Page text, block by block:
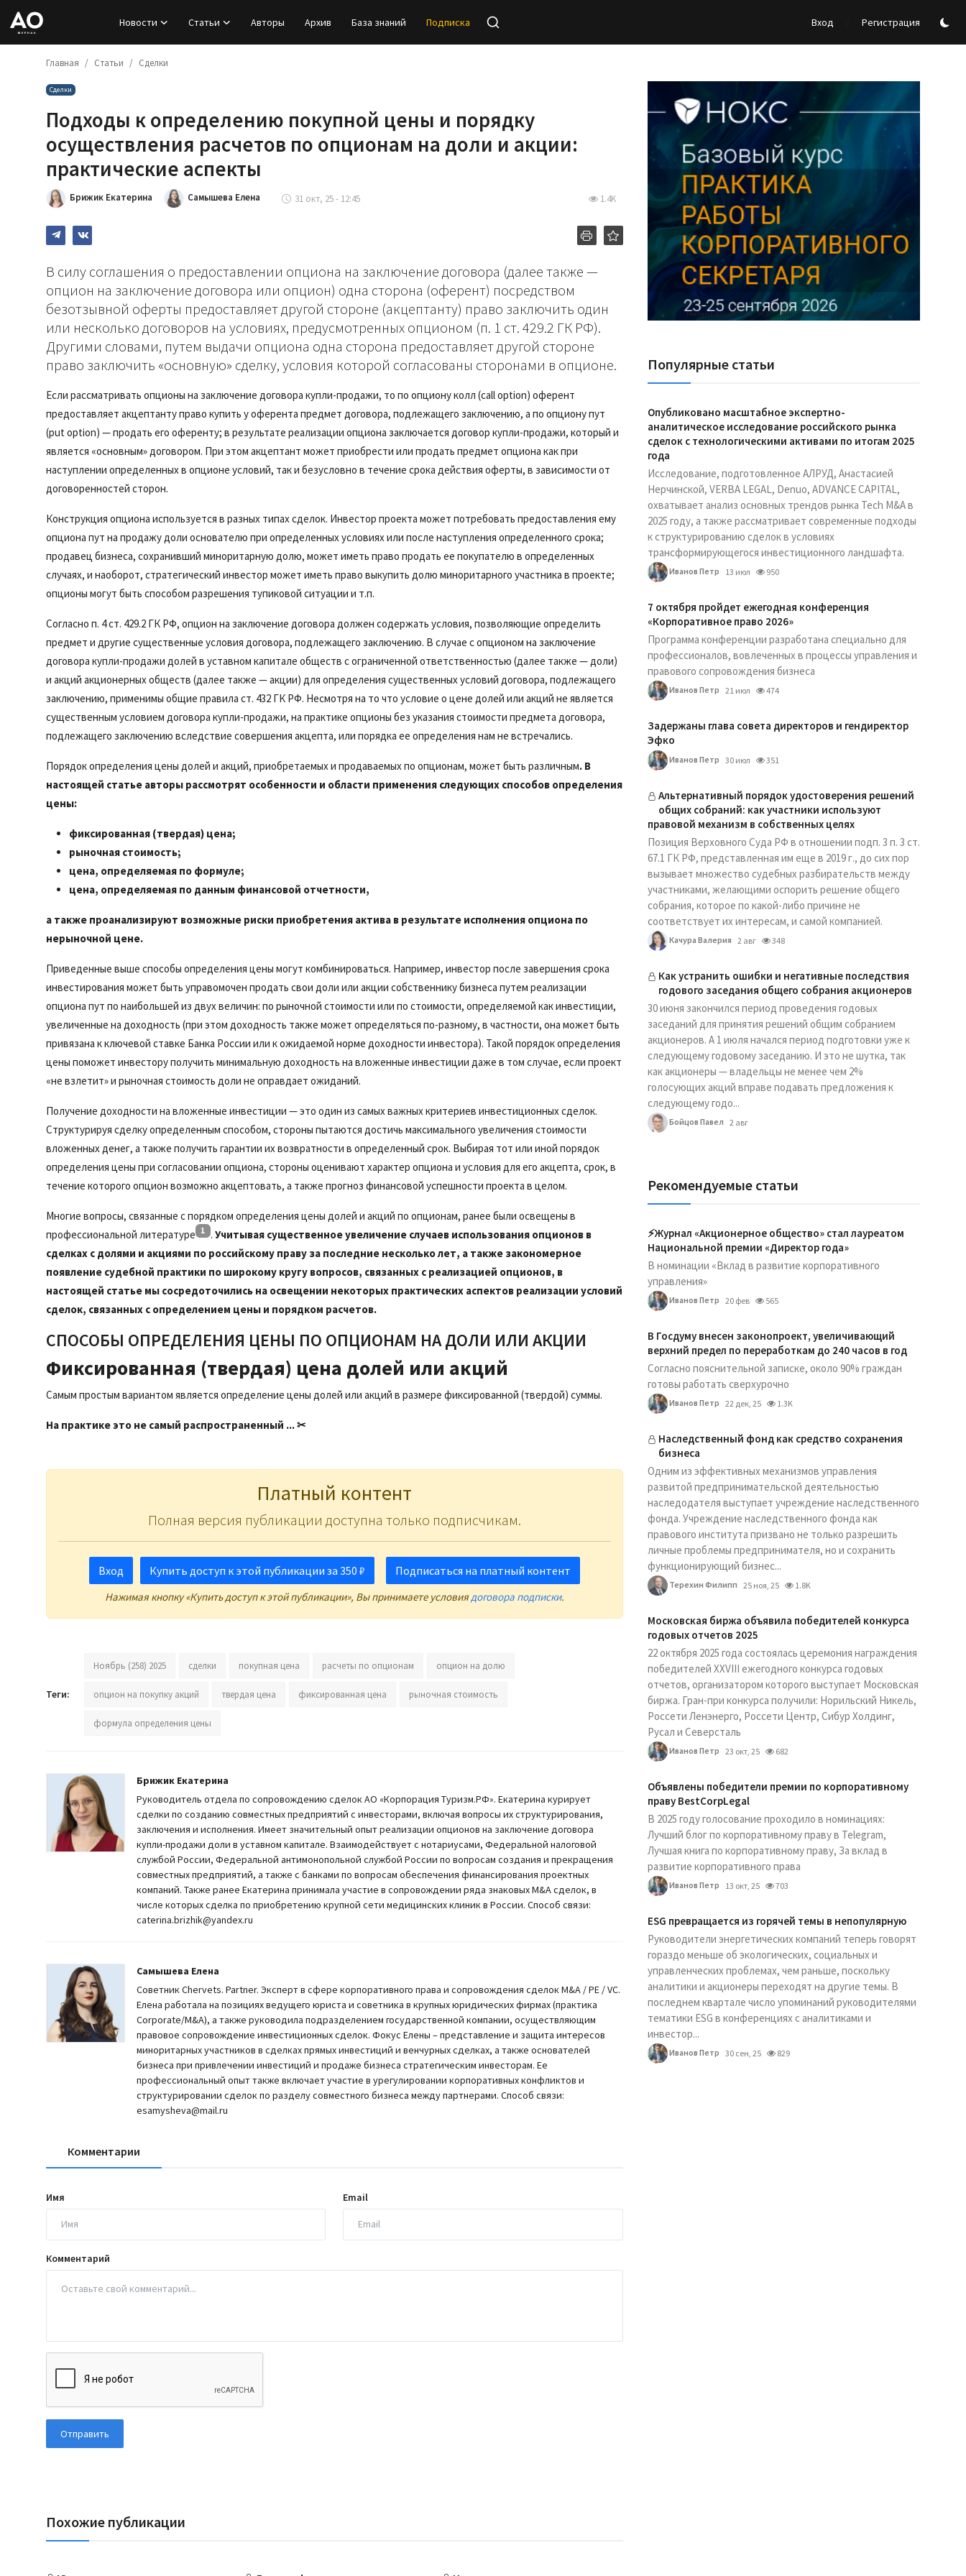
Новости Статьи Авторы Архив База знаний Подписка Вход Регистрация
Авторы
База знаний
Подписка
Главная Статьи Сделки
Сделки
Подходы к определению покупной цены и порядку
осуществления расчетов по опционам на доли и акции:
практические аспекты
Брижик Екатерина Самышева Елена 31 окт, 25 - 12:45 1.4K
В силу соглашения о предоставлении опциона на заключение договора (далее также —
опцион на заключение договора или опцион) одна сторона (оферент) посредством
безотзывной оферты предоставляет другой стороне (акцептанту) право заключить один
или несколько договоров на условиях, предусмотренных опционом (п. 1 ст. 429.2 ГК РФ).
Другими словами, путем выдачи опциона одна сторона предоставляет другой стороне
право заключить «основную» сделку, условия которой согласованы сторонами в опционе.
Если рассматривать опционы на заключение договора купли-продажи, то по опциону колл (call option) оферент
предоставляет акцептанту право купить у оферента предмет договора, подлежащего заключению, а по опциону пут
(put option) — продать его оференту; в результате реализации опциона заключается договор купли-продажи, который и
является «основным» договором. При этом акцептант может приобрести или продать предмет опциона как при
наступлении определенных в опционе условий, так и безусловно в течение срока действия оферты, в зависимости от
договоренностей сторон.
Конструкция опциона используется в разных типах сделок. Инвестор проекта может потребовать предоставления ему
опциона пут на продажу доли основателю при определенных условиях или после наступления определенного срока;
продавец бизнеса, сохранивший миноритарную долю, может иметь право продать ее покупателю в определенных
случаях, и наоборот, стратегический инвестор может иметь право выкупить долю миноритарного участника в проекте;
опционы могут быть способом разрешения тупиковой ситуации и т.п.
Согласно п. 4 ст. 429.2 ГК РФ, опцион на заключение договора должен содержать условия, позволяющие определить
предмет и другие существенные условия договора, подлежащего заключению. В случае с опционом на заключение
договора купли-продажи долей в уставном капитале обществ с ограниченной ответственностью (далее также — доли)
и акций акционерных обществ (далее также — акции) для определения существенных условий договора, подлежащего
заключению, применимы общие правила ст. 432 ГК РФ. Несмотря на то что условие о цене долей или акций не является
существенным условием договора купли-продажи, на практике опционы без указания стоимости предмета договора,
подлежащего заключению вследствие совершения акцепта, или порядка ее определения нам не встречались.
Порядок определения цены долей и акций, приобретаемых и продаваемых по опционам, может быть различным. В
настоящей статье авторы рассмотрят особенности и области применения следующих способов определения
цены:
фиксированная (твердая) цена;
рыночная стоимость;
цена, определяемая по формуле;
цена, определяемая по данным финансовой отчетности,
а также проанализируют возможные риски приобретения актива в результате исполнения опциона по
нерыночной цене.
Приведенные выше способы определения цены могут комбинироваться. Например, инвестор после завершения срока
инвестирования может быть управомочен продать свои доли или акции собственнику бизнеса путем реализации
опциона пут по наибольшей из двух величин: по рыночной стоимости или по стоимости, определяемой как инвестиции,
увеличенные на доходность (при этом доходность также может определяться по-разному, в частности, она может быть
привязана к ключевой ставке Банка России или к ожидаемой норме доходности инвестора). Такой порядок определения
цены поможет инвестору получить минимальную доходность на вложенные инвестиции даже в том случае, если проект
«не взлетит» и рыночная стоимость доли не оправдает ожиданий.
Получение доходности на вложенные инвестиции — это один из самых важных критериев инвестиционных сделок.
Структурируя сделку определенным способом, стороны пытаются достичь максимального увеличения стоимости
вложенных денег, а также получить гарантии их возвратности в определенный срок. Выбирая тот или иной порядок
определения цены при согласовании опциона, стороны оценивают характер опциона и условия для его акцепта, срок, в
течение которого опцион возможно акцептовать, а также прогноз финансовой успешности проекта в целом.
Многие вопросы, связанные с порядком определения цены долей и акций по опционам, ранее были освещены в
профессиональной литературе
1 . Учитывая существенное увеличение случаев использования опционов в
сделках с долями и акциями по российскому праву за последние несколько лет, а также закономерное
появление судебной практики по широкому кругу вопросов, связанных с реализацией опционов, в
настоящей статье мы сосредоточились на освещении некоторых практических аспектов реализации условий
сделок, связанных с определением цены и порядком расчетов.
СПОСОБЫ ОПРЕДЕЛЕНИЯ ЦЕНЫ ПО ОПЦИОНАМ НА ДОЛИ ИЛИ АКЦИИ
Фиксированная (твердая) цена долей или акций
Самым простым вариантом является определение цены долей или акций в размере фиксированной (твердой) суммы.
На практике это не самый распространенный ... ✂
Платный контент
Полная версия публикации доступна только подписчикам.
Вход Купить доступ к этой публикации за 350 ₽ Подписаться на платный контент
Нажимая кнопку «Купить доступ к этой публикации», Вы принимаете условиядоговора подписки.
Теги:
Ноябрь (258) 2025 сделки покупная цена расчеты по опционам опцион на долю
опцион на покупку акций твердая цена фиксированная цена рыночная стоимость
формула определения цены
Брижик Екатерина
Руководитель отдела по сопровождению сделок АО «Корпорация Туризм.РФ». Екатерина курирует
сделки по созданию совместных предприятий с инвесторами, включая вопросы их структурирования,
заключения и исполнения. Имеет значительный опыт реализации опционов на заключение договора
купли-продажи доли в уставном капитале. Взаимодействует с нотариусами, Федеральной налоговой
службой России, Федеральной антимонопольной службой России по вопросам создания и прекращения
совместных предприятий, а также с банками по вопросам обеспечения финансирования проектных
компаний. Также ранее Екатерина принимала участие в сопровождении ряда знаковых M&A сделок, в
числе которых сделка по приобретению крупной сети медицинских клиник в России. Способ связи:
caterina.brizhik@yandex.ru
Самышева Елена
Советник Chervets. Partner. Эксперт в сфере корпоративного права и сопровождения сделок M&A / PE / VC.
Елена работала на позициях ведущего юриста и советника в крупных юридических фирмах (практика
Corporate/M&A), а также руководила подразделением государственной компании, осуществляющим
правовое сопровождение инвестиционных сделок. Фокус Елены – представление и защита интересов
миноритарных участников в сделках прямых инвестиций и венчурных сделках, а также основателей
бизнеса при привлечении инвестиций и продаже бизнеса стратегическим инвесторам. Ее
профессиональный опыт также включает участие в урегулировании корпоративных конфликтов и
структурировании сделок по разделу совместного бизнеса между партнерами. Способ связи:
esamysheva@mail.ru
Комментарии
Имя Email
Комментарий
Отправить
Похожие публикации
Реклама Ассоциации "НОКС", ИНН 7709980401, ERID:2SDnjdY5NTb
Популярные статьи
Опубликовано масштабное экспертно-
аналитическое исследование российского рынка
сделок с технологическими активами по итогам 2025
года
Исследование, подготовленное АЛРУД, Анастасией
Нерчинской, VERBA LEGAL, Denuo, ADVANCE CAPITAL,
охватывает анализ основных трендов рынка Tech M&A в
2025 году, а также рассматривает современные подходы
к структурированию сделок в условиях
трансформирующегося инвестиционного ландшафта.
Иванов Петр 13 июл 950
7 октября пройдет ежегодная конференция
«Корпоративное право 2026»
Программа конференции разработана специально для
профессионалов, вовлеченных в процессы управления и
правового сопровождения бизнеса
Иванов Петр 21 июл 474
Задержаны глава совета директоров и гендиректор
Эфко
Иванов Петр 30 июл 351
Альтернативный порядок удостоверения решений
общих собраний: как участники используют
правовой механизм в собственных целях
Позиция Верховного Суда РФ в отношении подп. 3 п. 3 ст.
67.1 ГК РФ, представленная им еще в 2019 г., до сих пор
вызывает множество судебных разбирательств между
участниками, желающими оспорить решение общего
собрания, которое по какой-либо причине не
соответствует их интересам, и самой компанией.
Качура Валерия 2 авг 348
Как устранить ошибки и негативные последствия
годового заседания общего собрания акционеров
30 июня закончился период проведения годовых
заседаний для принятия решений общим собранием
акционеров. А 1 июля начался период подготовки уже к
следующему годовому заседанию. И это не шутка, так
как акционеры — владельцы не менее чем 2%
голосующих акций вправе подавать предложения к
следующему годо...
Бойцов Павел 2 авг
Рекомендуемые статьи
⚡️Журнал «Акционерное общество» стал лауреатом
Национальной премии «Директор года»
В номинации «Вклад в развитие корпоративного
управления»
Иванов Петр 20 фев 565
В Госдуму внесен законопроект, увеличивающий
верхний предел по переработкам до 240 часов в год
Согласно пояснительной записке, около 90% граждан
готовы работать сверхурочно
Иванов Петр 22 дек, 25 1.3K
Наследственный фонд как средство сохранения
бизнеса
Одним из эффективных механизмов управления
развитой предпринимательской деятельностью
наследодателя выступает учреждение наследственного
фонда. Учреждение наследственного фонда как
правового института призвано не только разрешить
личные проблемы предпринимателя, но и сохранить
функционирующий бизнес...
Терехин Филипп 25 ноя, 25 1.8K
Московская биржа объявила победителей конкурса
годовых отчетов 2025
22 октября 2025 года состоялась церемония награждения
победителей XXVIII ежегодного конкурса годовых
отчетов, организатором которого выступает Московская
биржа. Гран-при конкурса получили: Норильский Никель,
Россети Ленэнерго, Россети Центр, Сибур Холдинг,
Русал и Северсталь
Иванов Петр 23 окт, 25 682
Объявлены победители премии по корпоративному
праву BestCorpLegal
В 2025 году голосование проходило в номинациях:
Лучший блог по корпоративному праву в Telegram,
Лучшая книга по корпоративному праву, За вклад в
развитие корпоративного права
Иванов Петр 13 окт, 25 703
ESG превращается из горячей темы в непопулярную
Руководители энергетических компаний теперь говорят
гораздо меньше об экологических, социальных и
управленческих проблемах, чем раньше, поскольку
аналитики и акционеры переходят на другие темы. В
последнем квартале число упоминаний руководителями
тематики ESG в конференциях с аналитиками и
инвестор...
Иванов Петр 30 сен, 25 829